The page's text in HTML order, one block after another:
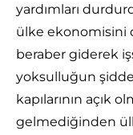
yardımları
ülke ekonomisini
beraber giderek
yoksulluğun
kapılarının açık
gelmediğinden